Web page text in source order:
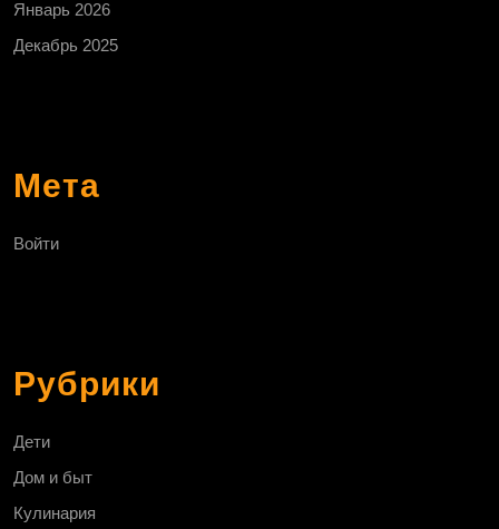
Январь 2026
Декабрь 2025
Мета
Войти
Рубрики
Дети
Дом и быт
Кулинария